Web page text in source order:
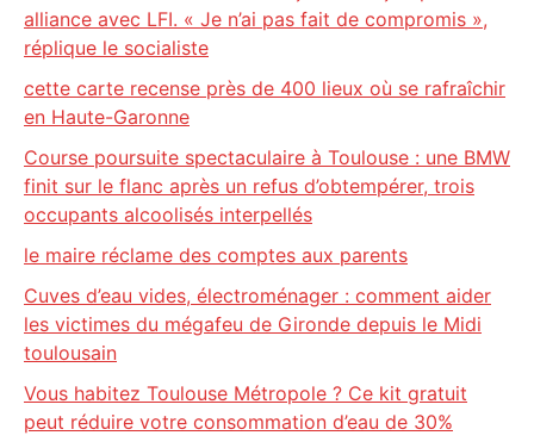
alliance avec LFI. « Je n’ai pas fait de compromis »,
réplique le socialiste
cette carte recense près de 400 lieux où se rafraîchir
en Haute-Garonne
Course poursuite spectaculaire à Toulouse : une BMW
finit sur le flanc après un refus d’obtempérer, trois
occupants alcoolisés interpellés
le maire réclame des comptes aux parents
Cuves d’eau vides, électroménager : comment aider
les victimes du mégafeu de Gironde depuis le Midi
toulousain
Vous habitez Toulouse Métropole ? Ce kit gratuit
peut réduire votre consommation d’eau de 30%